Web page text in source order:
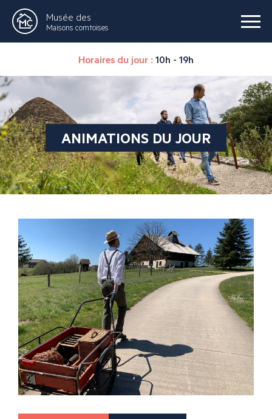
Musée des
Maisons comtoises
Horaires du jour : 10h - 19h
ANIMATIONS DU JOUR